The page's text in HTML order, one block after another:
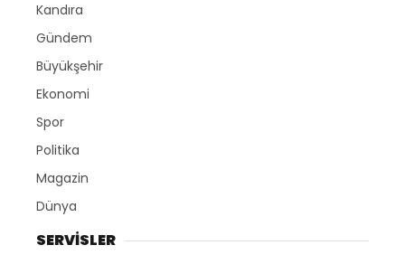
Kandıra
Gündem
Büyükşehir
Ekonomi
Spor
Politika
Magazin
Dünya
SERVİSLER